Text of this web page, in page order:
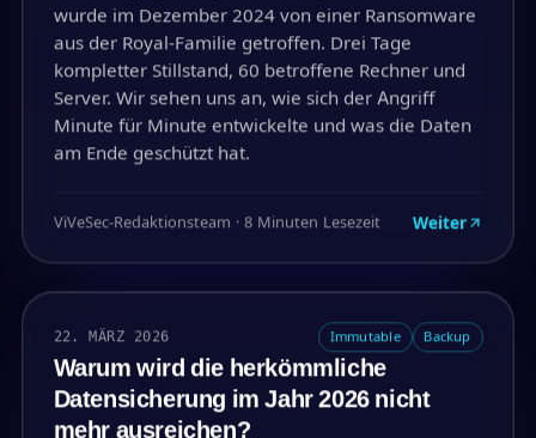
wurde im Dezember 2024 von einer Ransomware
aus der Royal-Familie getroffen. Drei Tage
kompletter Stillstand, 60 betroffene Rechner und
Server. Wir sehen uns an, wie sich der Angriff
Minute für Minute entwickelte und was die Daten
am Ende geschützt hat.
ViVeSec-Redaktionsteam · 8 Minuten Lesezeit Weiter
22. MÄRZ 2026 Immutable Backup
Warum wird die herkömmliche
Datensicherung im Jahr 2026 nicht
mehr ausreichen?